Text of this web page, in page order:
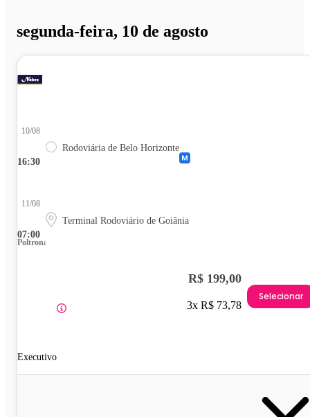
segunda-feira, 10 de agosto
16:30
10/08
Rodoviária de Belo Horizonte
07:00
11/08
Terminal Rodoviário de Goiânia
Poltrona
Executivo
R$ 199,00
3x R$ 73,78
Selecionar